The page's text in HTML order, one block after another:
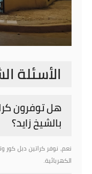
الأسئلة
هل توفرون
بالشيخ زايد؟
نعم، نوفر كراتين دبل كور
الكهربائية.